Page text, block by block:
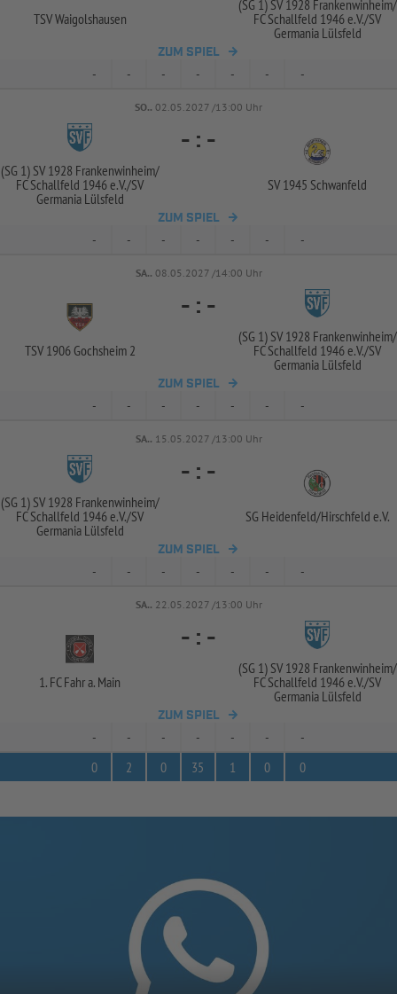
TSV Waigolshausen
(SG 1) SV 1928 Frankenwinheim/
FC Schallfeld 1946 e.V./SV
Germania Lülsfeld
ZUM SPIEL
- - - - - - -
SO.. 02.05.2027 /13:00 Uhr
(SG 1) SV 1928 Frankenwinheim/
FC Schallfeld 1946 e.V./SV
Germania Lülsfeld
- : -
SV 1945 Schwanfeld
ZUM SPIEL
- - - - - - -
SA.. 08.05.2027 /14:00 Uhr
TSV 1906 Gochsheim 2
- : -
(SG 1) SV 1928 Frankenwinheim/
FC Schallfeld 1946 e.V./SV
Germania Lülsfeld
ZUM SPIEL
- - - - - - -
SA.. 15.05.2027 /13:00 Uhr
(SG 1) SV 1928 Frankenwinheim/
FC Schallfeld 1946 e.V./SV
Germania Lülsfeld
- : -
SG Heidenfeld/Hirschfeld e.V.
ZUM SPIEL
- - - - - - -
SA.. 22.05.2027 /13:00 Uhr
1. FC Fahr a. Main
- : -
(SG 1) SV 1928 Frankenwinheim/
FC Schallfeld 1946 e.V./SV
Germania Lülsfeld
ZUM SPIEL
- - - - - -
-
0
2 0 35 1 0 0